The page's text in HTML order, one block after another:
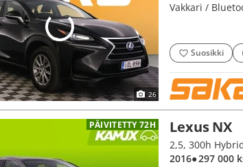
26
Vakkari /
Suosikki
PÄIVITETTY 72H Lexus NX
2,5, 300h
2016● 297 000